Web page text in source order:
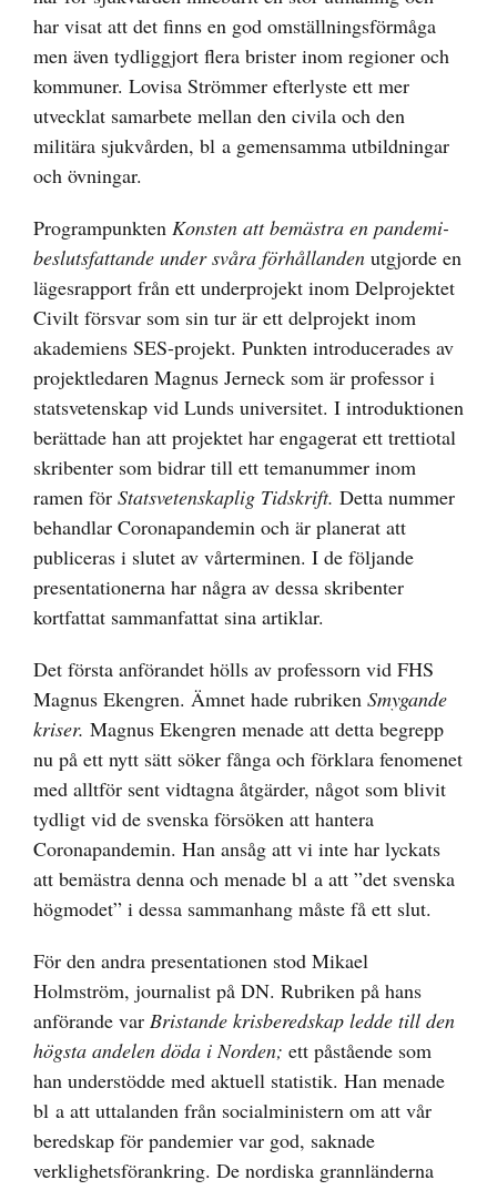
har visat att det finns en god omställningsförmåga
men även tydliggjort flera brister inom regioner och
kommuner. Lovisa Strömmer efterlyste ett mer
utvecklat samarbete mellan den civila och den
militära sjukvården, bl a gemensamma utbildningar
och övningar.
Programpunkten Konsten att bemästra en pandemi-
beslutsfattande under svåra förhållanden utgjorde en
lägesrapport från ett underprojekt inom Delprojektet
Civilt försvar som sin tur är ett delprojekt inom
akademiens SES-projekt. Punkten introducerades av
projektledaren Magnus Jerneck som är professor i
statsvetenskap vid Lunds universitet. I introduktionen
berättade han att projektet har engagerat ett trettiotal
skribenter som bidrar till ett temanummer inom
ramen för Statsvetenskaplig Tidskrift. Detta nummer
behandlar Coronapandemin och är planerat att
publiceras i slutet av vårterminen. I de följande
presentationerna har några av dessa skribenter
kortfattat sammanfattat sina artiklar.
Det första anförandet hölls av professorn vid FHS
Magnus Ekengren. Ämnet hade rubriken Smygande
kriser. Magnus Ekengren menade att detta begrepp
nu på ett nytt sätt söker fånga och förklara fenomenet
med alltför sent vidtagna åtgärder, något som blivit
tydligt vid de svenska försöken att hantera
Coronapandemin. Han ansåg att vi inte har lyckats
att bemästra denna och menade bl a att ”det svenska
högmodet” i dessa sammanhang måste få ett slut.
För den andra presentationen stod Mikael
Holmström, journalist på DN. Rubriken på hans
anförande var Bristande krisberedskap ledde till den
högsta andelen döda i Norden; ett påstående som
han understödde med aktuell statistik. Han menade
bl a att uttalanden från socialministern om att vår
beredskap för pandemier var god, saknade
verklighetsförankring. De nordiska grannländerna